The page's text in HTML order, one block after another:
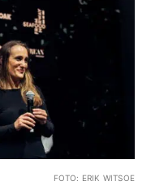
FOTO: ERIK WITSOE